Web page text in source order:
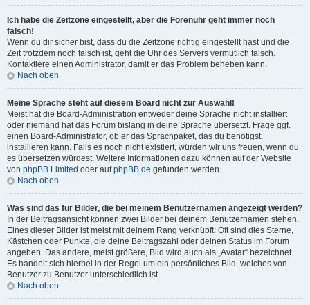
Ich habe die Zeitzone eingestellt, aber die Forenuhr geht immer noch
falsch!
Wenn du dir sicher bist, dass du die Zeitzone richtig eingestellt hast und die
Zeit trotzdem noch falsch ist, geht die Uhr des Servers vermutlich falsch.
Kontaktiere einen Administrator, damit er das Problem beheben kann.
Nach oben
Meine Sprache steht auf diesem Board nicht zur Auswahl!
Meist hat die Board-Administration entweder deine Sprache nicht installiert
oder niemand hat das Forum bislang in deine Sprache übersetzt. Frage ggf.
einen Board-Administrator, ob er das Sprachpaket, das du benötigst,
installieren kann. Falls es noch nicht existiert, würden wir uns freuen, wenn du
es übersetzen würdest. Weitere Informationen dazu können auf der Website
von phpBB Limited oder aufphpBB.de gefunden werden.
Nach oben
Was sind das für Bilder, die bei meinem Benutzernamen angezeigt werden?
In der Beitragsansicht können zwei Bilder bei deinem Benutzernamen stehen.
Eines dieser Bilder ist meist mit deinem Rang verknüpft: Oft sind dies Sterne,
Kästchen oder Punkte, die deine Beitragszahl oder deinen Status im Forum
angeben. Das andere, meist größere, Bild wird auch als „Avatar“ bezeichnet.
Es handelt sich hierbei in der Regel um ein persönliches Bild, welches von
Benutzer zu Benutzer unterschiedlich ist.
Nach oben